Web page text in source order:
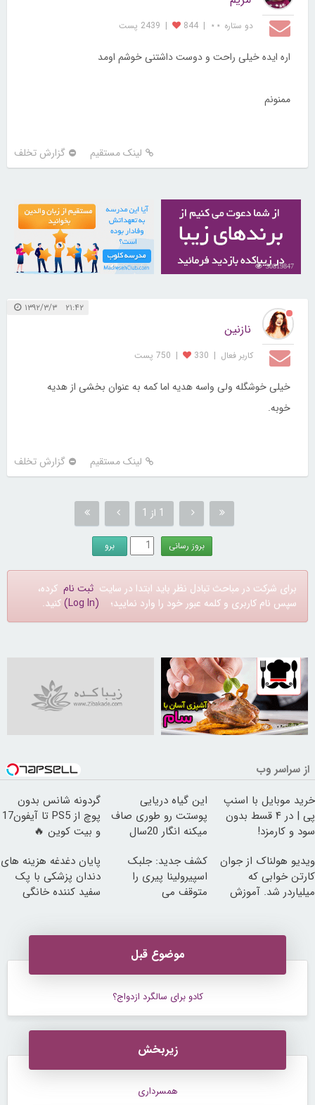
دو ستاره ⋆⋆ |
844
| 2439 پست
اره ایده خیلی راحت و دوست داشتنی خوشم اومد
ممنونم
لینک مستقیم گزارش تخلف
30819847
21732010
۲۱:۴۲ ۱۳۹۲/۳/۳
نازنین
کاربر فعال |
330
| 750 پست
خیلی خوشگله ولی واسه هدیه اما کمه به عنوان بخشی از هدیه
خوبه.
لینک مستقیم گزارش تخلف
1 از 1
برای شرکت در مباحث تبادل نظر باید ابتدا در سایت ثبت نام کرده،
سپس نام کاربری و کلمه عبور خود را وارد نمایید؛ (Log In) کنید.
30258715
از سراسر وب
خرید موبایل با اسنپ
پی | در ۴ قسط بدون
سود و کارمزد!
این گیاه دریایی
پوستت رو طوری صاف
میکنه انگار 20سال
گردونه شانس بدون
پوچ از PS5 تا آیفون17
و بیت کوین 🔥
ویدیو هولناک از جوان
کارتن خوابی که
میلیاردر شد. آموزش
کشف جدید: جلبک
اسپیرولینا پیری را
متوقف می
پایان دغدغه هزینه های
دندان پزشکی با پک
سفید کننده خانگی
موضوع قبل
کادو برای سالگرد ازدواج؟
زیربخش
همسرداری